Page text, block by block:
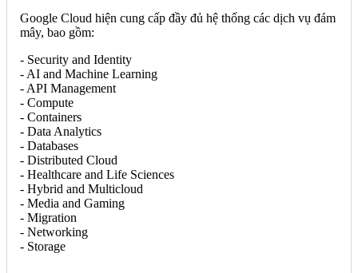
Google Cloud hiện cung cấp đầy đủ hệ thống các dịch vụ đám
mây, bao gồm:
- Security and Identity
- AI and Machine Learning
- API Management
- Compute
- Containers
- Data Analytics
- Databases
- Distributed Cloud
- Healthcare and Life Sciences
- Hybrid and Multicloud
- Media and Gaming
- Migration
- Networking
- Storage